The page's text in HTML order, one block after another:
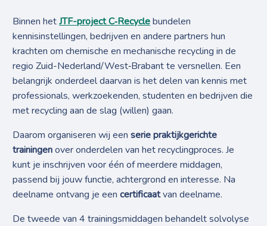
Binnen hetJTF-project C‑Recyclebundelen
kennisinstellingen, bedrijven en andere partners hun
krachten om chemische en mechanische recycling in de
regio Zuid-Nederland/West‑Brabant te versnellen. Een
belangrijk onderdeel daarvan is het delen van kennis met
professionals, werkzoekenden, studenten en bedrijven die
met recycling aan de slag (willen) gaan.
Daarom organiseren wij eenserie praktijkgerichte
trainingenover onderdelen van het recyclingproces. Je
kunt je inschrijven voor één of meerdere middagen,
passend bij jouw functie, achtergrond en interesse. Na
deelname ontvang je eencertificaatvan deelname.
De tweede van 4 trainingsmiddagen behandelt solvolyse